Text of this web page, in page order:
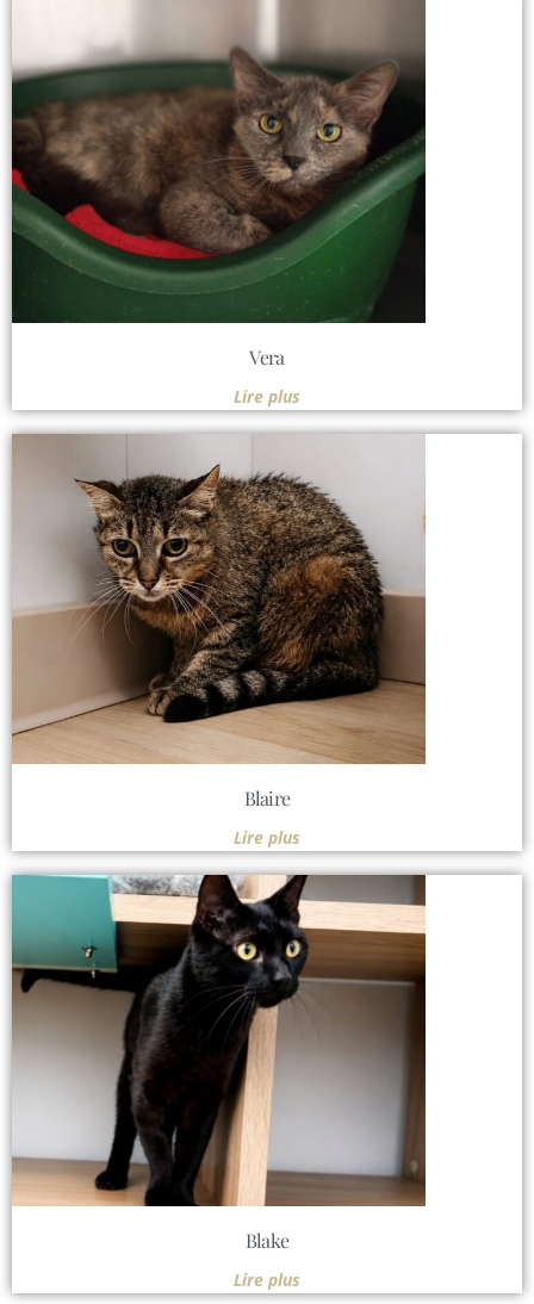
Vera
Lire plus
Blaire
Lire plus
Blake
Lire plus